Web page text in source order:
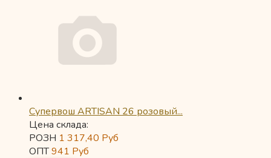
Супервош ARTISAN 26 розовый...
Цена склада:
РОЗН 1 317,40 Руб
ОПТ941 Руб